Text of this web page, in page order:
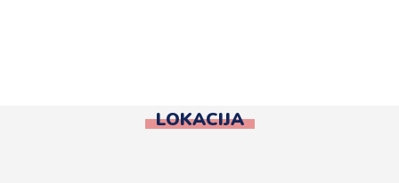
LOKACIJA